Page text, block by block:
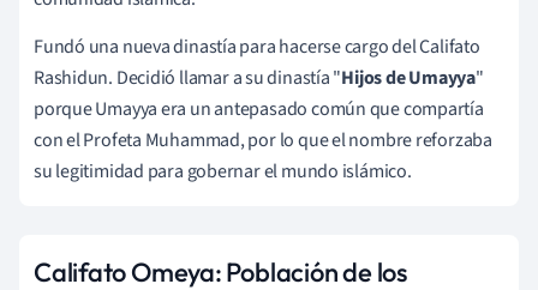
Fundó una nueva dinastía para hacerse cargo del Califato
Rashidun. Decidió llamar a su dinastía "Hijos de Umayya"
porque Umayya era un antepasado común que compartía
con el Profeta Muhammad, por lo que el nombre reforzaba
su legitimidad para gobernar el mundo islámico.
Califato Omeya: Población de los